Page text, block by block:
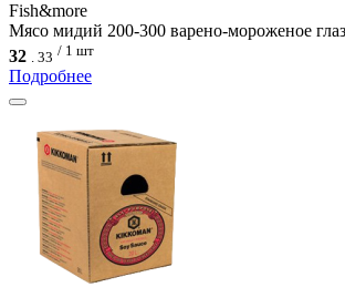
Fish&more
Мясо мидий 200-300 варено-мороженое
32
33 / 1 шт
Подробнее